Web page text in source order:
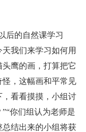
后的自然课学习
我们来学习如何用
鹰的画，打算把它
，这幅画和平常见
看看摸摸，小组讨
你们组认为老师是
结出来的小组将获